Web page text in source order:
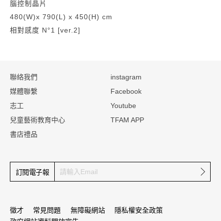
腦控制晶片
480(W)x 790(L) x 450(H) cm
相對感度 N°1 [ver.2]
聯絡我們
媒體聯繫
志工
兒童藝術教育中心
書店禮品
instagram
Facebook
Youtube
TFAM APP
訂閱電子報 確定
徵才 常見問題 無障礙網站
隱私權安全政策